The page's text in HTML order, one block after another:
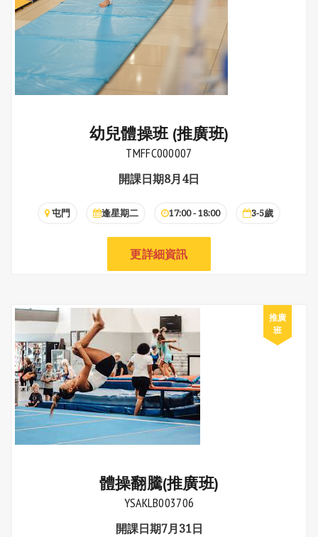
幼兒體操班 (推廣班)
TMFFC000007
開課日期8月4日
屯門 逢星期二 17:00 - 18:00 3-5歲
更詳細資訊
體操翻騰(推廣班)
YSAKLB003706
開課日期7月31日